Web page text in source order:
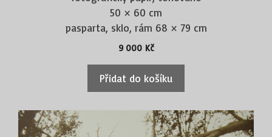
50 × 60 cm
pasparta, sklo, rám 68 × 79 cm
9 000 Kč
Přidat do košíku